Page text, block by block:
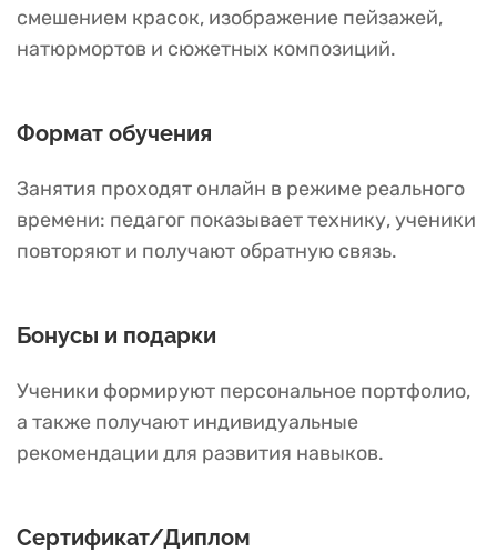
смешением красок, изображение пейзажей,
натюрмортов и сюжетных композиций.
Формат обучения
Занятия проходят онлайн в режиме реального
времени: педагог показывает технику, ученики
повторяют и получают обратную связь.
Бонусы и подарки
Ученики формируют персональное портфолио,
а также получают индивидуальные
рекомендации для развития навыков.
Сертификат/Диплом